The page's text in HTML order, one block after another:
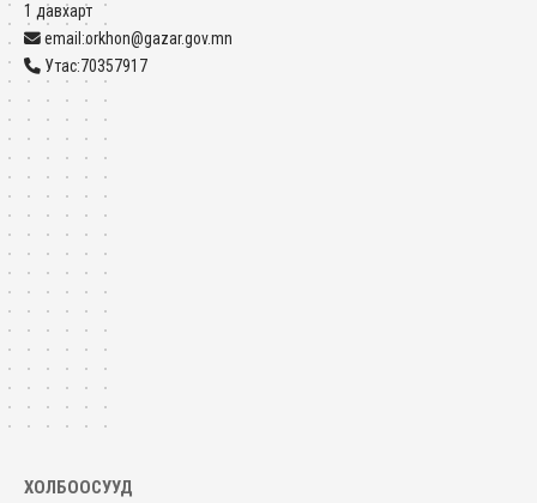
1 давхарт
email:orkhon@gazar.gov.mn
Утас:70357917
ХОЛБООСУУД